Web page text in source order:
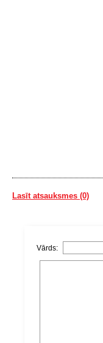
Lasīt atsauksmes (0)
Vārds: